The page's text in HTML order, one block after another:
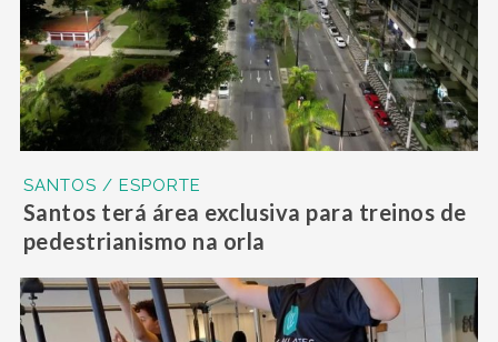
SANTOS / ESPORTE
Santos terá área exclusiva para treinos de
pedestrianismo na orla